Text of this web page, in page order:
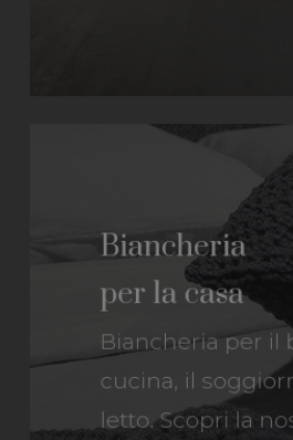
Biancheria
per la casa
Biancheria per il
cucina, il
letto. Scopri la